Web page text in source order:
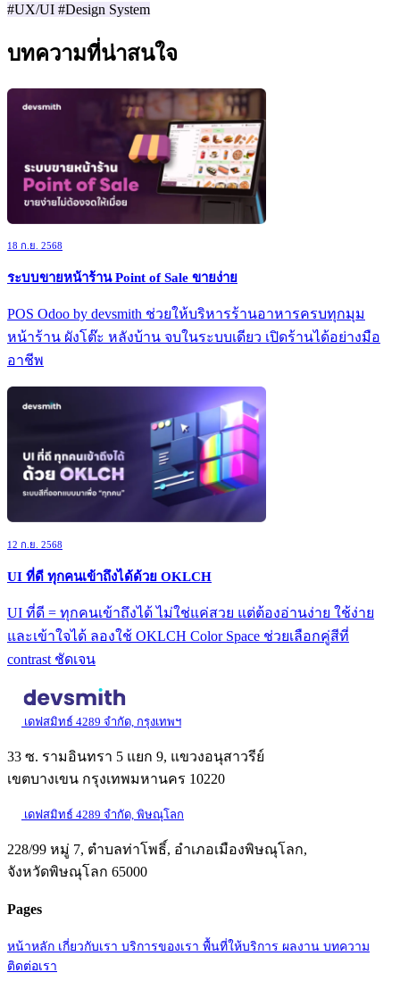
#UX/UI #Design System
บทความที่น่าสนใจ
18 ก.ย. 2568
ระบบขายหน้าร้าน Point of Sale ขายง่าย
POS Odoo by devsmith ช่วยให้บริหารร้านอาหารครบทุกมุม
หน้าร้าน ผังโต๊ะ หลังบ้าน จบในระบบเดียว เปิดร้านได้อย่างมือ
อาชีพ
12 ก.ย. 2568
UI ที่ดี ทุกคนเข้าถึงได้ด้วย OKLCH
UI ที่ดี = ทุกคนเข้าถึงได้ ไม่ใช่แค่สวย แต่ต้องอ่านง่าย ใช้ง่าย
และเข้าใจได้ ลองใช้ OKLCH Color Space ช่วยเลือกคู่สีที่
contrast ชัดเจน
เดฟสมิทธ์ 4289 จำกัด, กรุงเทพฯ
33 ซ. รามอินทรา 5 แยก 9, แขวงอนุสาวรีย์
เขตบางเขน กรุงเทพมหานคร 10220
เดฟสมิทธ์ 4289 จำกัด, พิษณุโลก
228/99 หมู่ 7, ตำบลท่าโพธิ์, อำเภอเมืองพิษณุโลก,
จังหวัดพิษณุโลก 65000
Pages
หน้าหลัก เกี่ยวกับเรา บริการของเรา พื้นที่ให้บริการ ผลงาน บทความ
ติดต่อเรา